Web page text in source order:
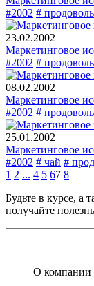
#2002 #
23.02.2002
Маркетинговое
#2002 #
08.02.2002
Маркетинговое
#2002 #
25.01.2002
Маркетинговое
#2002 # чай #
1 2 ... 4 5 67 8
Будьте в курсе, а
получайте
О компании